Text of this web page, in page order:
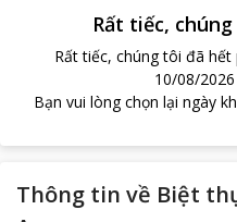
Rất tiếc,
Rất tiếc, chúng tôi đã
10/08/2026
Bạn vui lòng chọn lại ngày
Thông tin về Biệt